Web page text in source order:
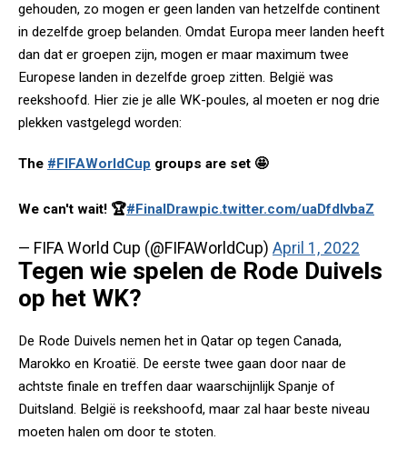
gehouden, zo mogen er geen landen van hetzelfde continent
in dezelfde groep belanden. Omdat Europa meer landen heeft
dan dat er groepen zijn, mogen er maar maximum twee
Europese landen in dezelfde groep zitten. België was
reekshoofd. Hier zie je alle WK-poules, al moeten er nog drie
plekken vastgelegd worden:
The #FIFAWorldCup groups are set 🤩
We can't wait! 🏆#FinalDrawpic.twitter.com/uaDfdIvbaZ
— FIFA World Cup (@FIFAWorldCup) April 1, 2022
Tegen wie spelen de Rode Duivels
op het WK?
De Rode Duivels nemen het in Qatar op tegen Canada,
Marokko en Kroatië. De eerste twee gaan door naar de
achtste finale en treffen daar waarschijnlijk Spanje of
Duitsland. België is reekshoofd, maar zal haar beste niveau
moeten halen om door te stoten.